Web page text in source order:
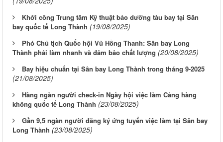
Khởi công Trung tâm Kỹ thuật bảo dưỡng tàu bay tại Sân
bay quốc tế Long Thành (19/08/2025)
Phó Chủ tịch Quốc hội Vũ Hồng Thanh: Sân bay Long
Thành phải làm nhanh và đảm bảo chất lượng (20/08/2025)
Bay hiệu chuẩn tại Sân bay Long Thành trong tháng 9-2025
(21/08/2025)
Hàng ngàn người check-in Ngày hội việc làm Cảng hàng
không quốc tế Long Thành (23/08/2025)
Gần 9,5 ngàn người đăng ký ứng tuyển việc làm tại Sân bay
Long Thành (23/08/2025)